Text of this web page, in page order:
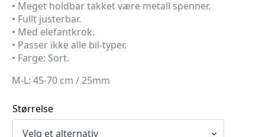
• Meget holdbar takket være metall spenner.
• Fullt justerbar.
• Med elefantkrok.
• Passer ikke alle bil-typer.
• Farge: Sort.
M-L: 45-70 cm / 25mm
Størrelse